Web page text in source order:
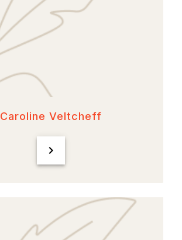
Caroline Veltcheff
chevron_right